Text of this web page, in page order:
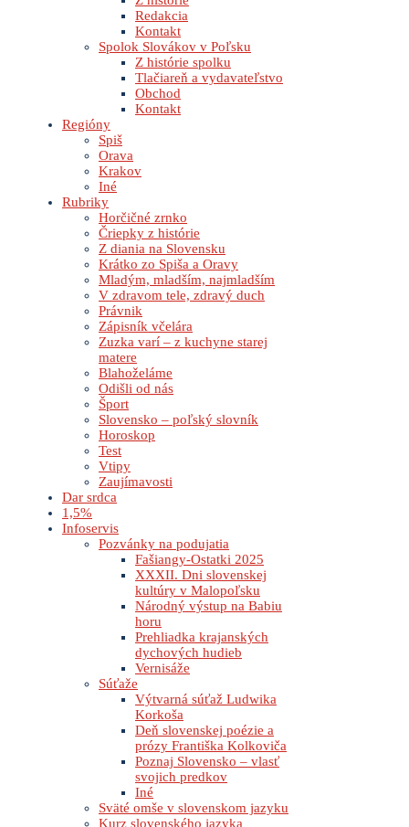
Redakcia
Kontakt
Spolok Slovákov v Poľsku
Z histórie spolku
Tlačiareň a vydavateľstvo
Obchod
Kontakt
Regióny
Spiš
Orava
Krakov
Iné
Rubriky
Horčičné zrnko
Čriepky z histórie
Z diania na Slovensku
Krátko zo Spiša a Oravy
Mladým, mladším, najmladším
V zdravom tele, zdravý duch
Právnik
Zápisník včelára
Zuzka varí – z kuchyne starej
matere
Blahoželáme
Odišli od nás
Šport
Slovensko – poľský slovník
Horoskop
Test
Vtipy
Zaujímavosti
Dar srdca
1,5%
Infoservis
Pozvánky na podujatia
Fašiangy-Ostatki 2025
XXXII. Dni slovenskej
kultúry v Malopoľsku
Národný výstup na Babiu
horu
Prehliadka krajanských
dychových hudieb
Vernisáže
Súťaže
Výtvarná súťaž Ludwika
Korkoša
Deň slovenskej poézie a
prózy Františka Kolkoviča
Poznaj Slovensko – vlasť
svojich predkov
Iné
Sväté omše v slovenskom jazyku
Kurz slovenského jazyka